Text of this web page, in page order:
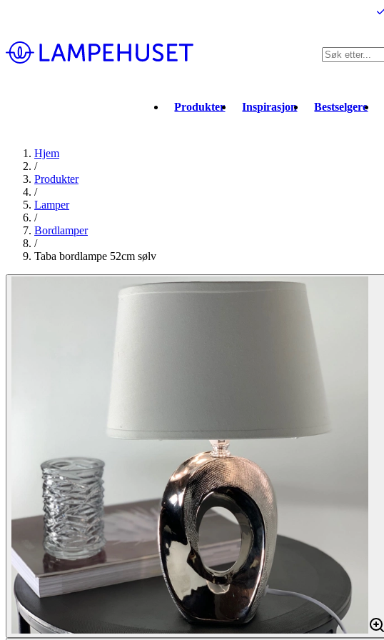
Produkter Inspirasjon Bestselgere
Hjem
/
Produkter
/
Lamper
/
Bordlamper
/
Taba bordlampe 52cm sølv